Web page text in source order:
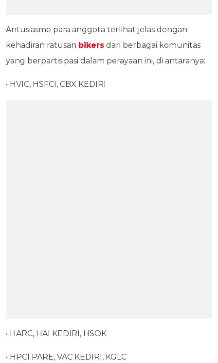
Antusiasme para anggota terlihat jelas dengan
kehadiran ratusan bikers dari berbagai komunitas
yang berpartisipasi dalam perayaan ini, di antaranya:
• HVIC, HSFCI, CBX KEDIRI
• HARC, HAI KEDIRI, HSOK
• HPCI PARE, VAC KEDIRI, KGLC